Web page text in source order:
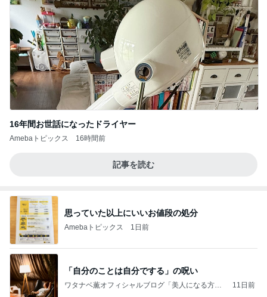
16年間お世話になったドライヤー
Amebaトピックス 16時間前
記事を読む
思っていた以上にいいお値段の処分
Amebaトピックス 1日前
「自分のことは自分でする」の呪い
ワタナベ薫オフィシャルブログ「美人になる方
11日前